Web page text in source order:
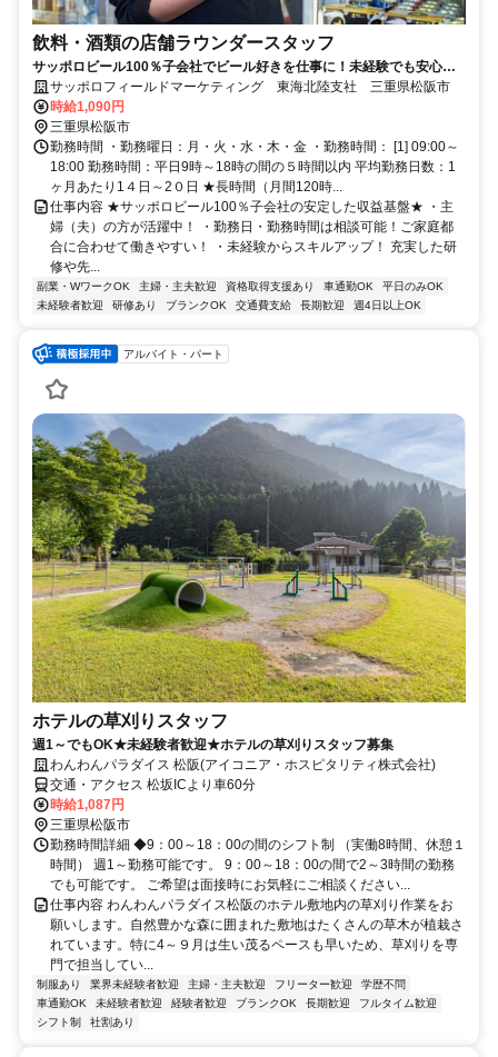
飲料・酒類の店舗ラウンダースタッフ
サッポロビール100％子会社でビール好きを仕事に！未経験でも安心し
て始められる土日休みの店舗営業職！
サッポロフィールドマーケティング 東海北陸支社 三重県松阪市
時給1,090円
三重県松阪市
勤務時間 ・勤務曜日：月・火・水・木・金 ・勤務時間： [1] 09:00～
18:00 勤務時間：平日9時～18時の間の５時間以内 平均勤務日数：1
ヶ月あたり1４日～2０日 ★長時間（月間120時...
仕事内容 ★サッポロビール100％子会社の安定した収益基盤★ ・主
婦（夫）の方が活躍中！ ・勤務日・勤務時間は相談可能！ご家庭都
合に合わせて働きやすい！ ・未経験からスキルアップ！ 充実した研
修や先...
副業・WワークOK 主婦・主夫歓迎 資格取得支援あり 車通勤OK
平日のみOK
未経験者歓迎
研修あり ブランクOK 交通費支給 長期歓迎 週4日以上OK
アルバイト・パート
ホテルの草刈りスタッフ
週1～でもOK★未経験者歓迎★ホテルの草刈りスタッフ募集
わんわんパラダイス 松阪(アイコニア・ホスピタリティ株式会社)
交通・アクセス 松坂ICより車60分
時給1,087円
三重県松阪市
勤務時間詳細 ◆9：00～18：00の間のシフト制 （実働8時間、休憩１
時間） 週1～勤務可能です。 9：00～18：00の間で2～3時間の勤務
でも可能です。 ご希望は面接時にお気軽にご相談ください...
仕事内容 わんわんパラダイス松阪のホテル敷地内の草刈り作業をお
願いします。自然豊かな森に囲まれた敷地はたくさんの草木が植栽さ
れています。特に4～９月は生い茂るペースも早いため、草刈りを専
門で担当してい...
制服あり 業界未経験者歓迎 主婦・主夫歓迎 フリーター歓迎
学歴不問
車通勤OK
未経験者歓迎 経験者歓迎 ブランクOK 長期歓迎
フルタイム歓迎
シフト制
社割あり